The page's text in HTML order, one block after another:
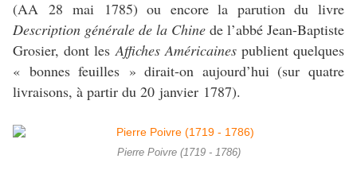
(AA 28 mai 1785) ou encore la parution du livre
Description générale de la Chine de l’abbé Jean-Baptiste
Grosier, dont les Affiches Américainespublient quelques
« bonnes feuilles » dirait-on aujourd’hui (sur quatre
livraisons, à partir du 20 janvier 1787).
Pierre Poivre (1719 - 1786)